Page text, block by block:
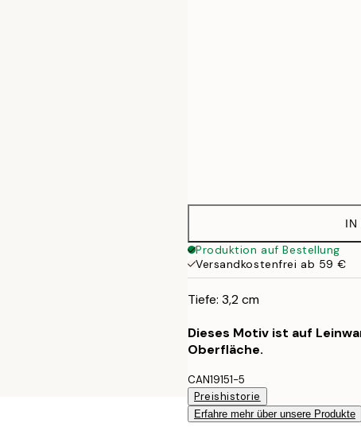
IN
Produktion auf Bestellung
Versandkostenfrei ab 59 €
Tiefe: 3,2 cm
Dieses Motiv ist auf
Oberfläche.
CAN19151-5
Preishistorie
Erfahre mehr über unsere Produkte